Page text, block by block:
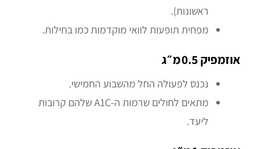
ראשונות).
מפחית תופעות לוואי מוקדמות כמו בחילות.
אוזמפיק 0.5 מ״ג
נכנס לפעולה החל מהשבוע החמישי.
מתאים לחולים שרמות ה‑A1C שלהם קרובות
ליעד.